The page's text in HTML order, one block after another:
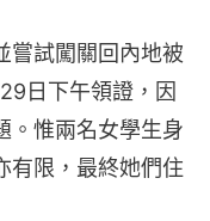
嘗試闖關回內地被
日下午領證，因
。惟兩名女學生身
有限，最終她們住